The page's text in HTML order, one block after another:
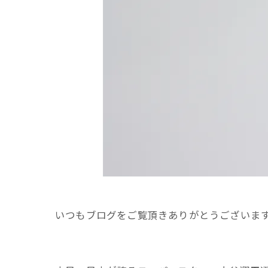
いつもブログをご覧頂きありがとうございま